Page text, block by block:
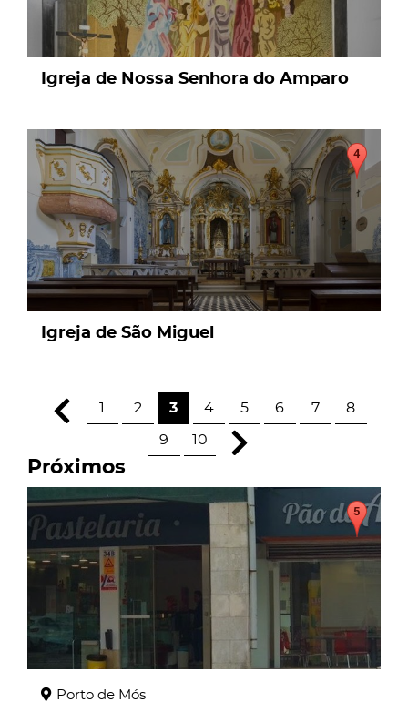
Igreja de Nossa Senhora do Amparo
page
Igreja de São Miguel
1 2 3 4 5 6 7 8
9 10
Próximos
page
Porto de Mós